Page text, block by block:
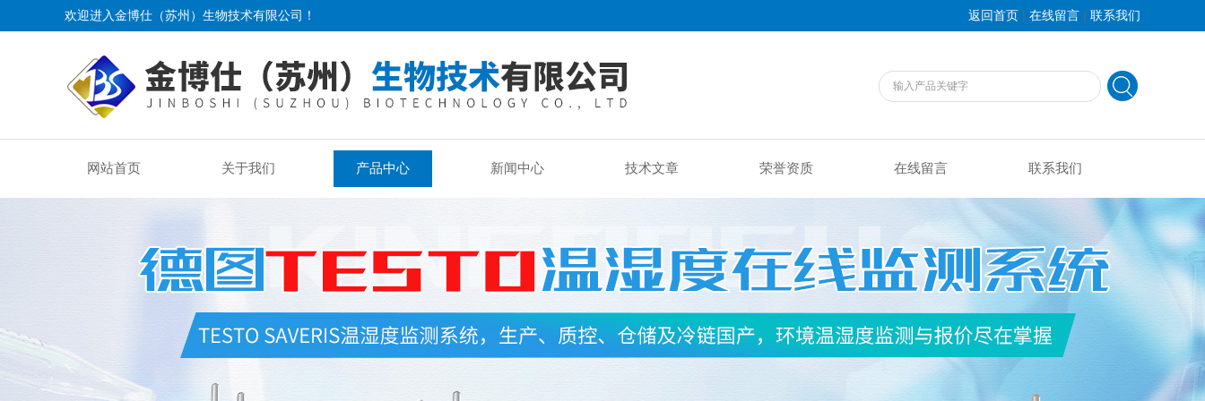
欢迎进入金博仕（苏州）生物技术有限公司！ 返回首页 | 在线留言 | 联系我们
网站首页 关于我们 产品中心 新闻中心 技术文章 荣誉资质 在线留言 联系我们